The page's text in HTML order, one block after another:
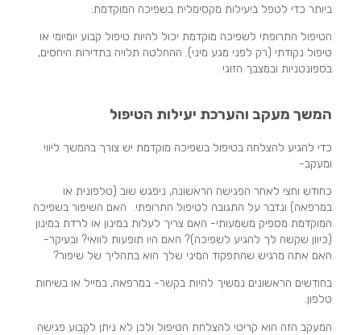
ביותר כדי לטפל ביעילות מקסימלית בשפיכה המוקדמת.
הטיפול התרופתי לשפיכה מוקדמת יכול להיות טיפול קבוע יומיומי או
טיפול נקודתי (רק לפני מגע מיני). ההחלטה תלויה בתדירות היחסים,
בספונטניות ובמצבך הזוגי.
המשך מעקב והערכת יעילות הטיפול
כדי להגיע להצלחה בטיפול בשפיכה מוקדמת יש צורך בהמשך ליווי
ומעקב-
כחודש וחצי לאחר הפגישה הראשונה, ניפגש שוב (טלפונית או
במרפאה) ונדבר על התגובה לטיפול התרופתי. האם השיפור בשפיכה
המוקדמת מספיק משמעותי- האם צריך לעלות במינון או לרדת במינון
(כיוון שקשה לך להגיע לשפיכה)? האם היו תופעות לוואי? ובעיקר-
האם אתה מרגיש שהתפקוד המיני שלך הוא בתהליך של שיפור?
בחודשים הראשונים נמשיך להיות בקשר- במרפאה, במייל או בשיחות
טלפון.
המעקב הזה הוא קריטי להצלחת הטיפול ולכן לא ניתן לקבוע פגישה